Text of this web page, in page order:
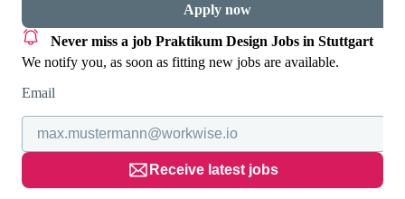
Apply now
Never miss a job Praktikum Design Jobs in Stuttgart
We notify you, as soon as fitting new jobs are available.
Email
Receive latest jobs